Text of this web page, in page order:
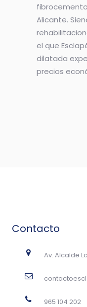
Alicante.
el que
dilatada
precios
Contacto
Av. Alcalde
965 104 202